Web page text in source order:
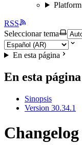
Platform
RSS
Seleccionar tema
En esta página
En esta página
Sinopsis
Version 30.34.1
Changelog